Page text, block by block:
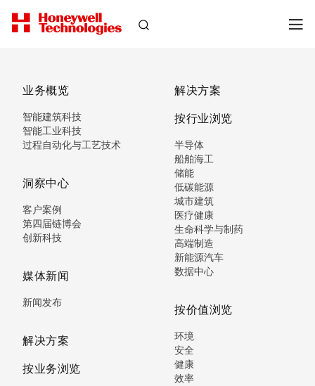
业务概览
智能建筑科技
智能工业科技
过程自动化与工艺技术
洞察中心
客户案例
第四届链博会
创新科技
媒体新闻
新闻发布
解决方案
按业务浏览
解决方案
按行业浏览
半导体
船舶海工
储能
低碳能源
城市建筑
医疗健康
生命科学与制药
高端制造
新能源汽车
数据中心
按价值浏览
环境
安全
健康
效率